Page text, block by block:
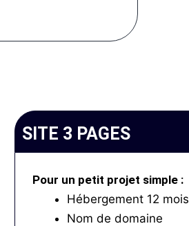
SITE 3 PAGES
Pour un petit projet simple :
Hébergement 12 mois
Nom de domaine